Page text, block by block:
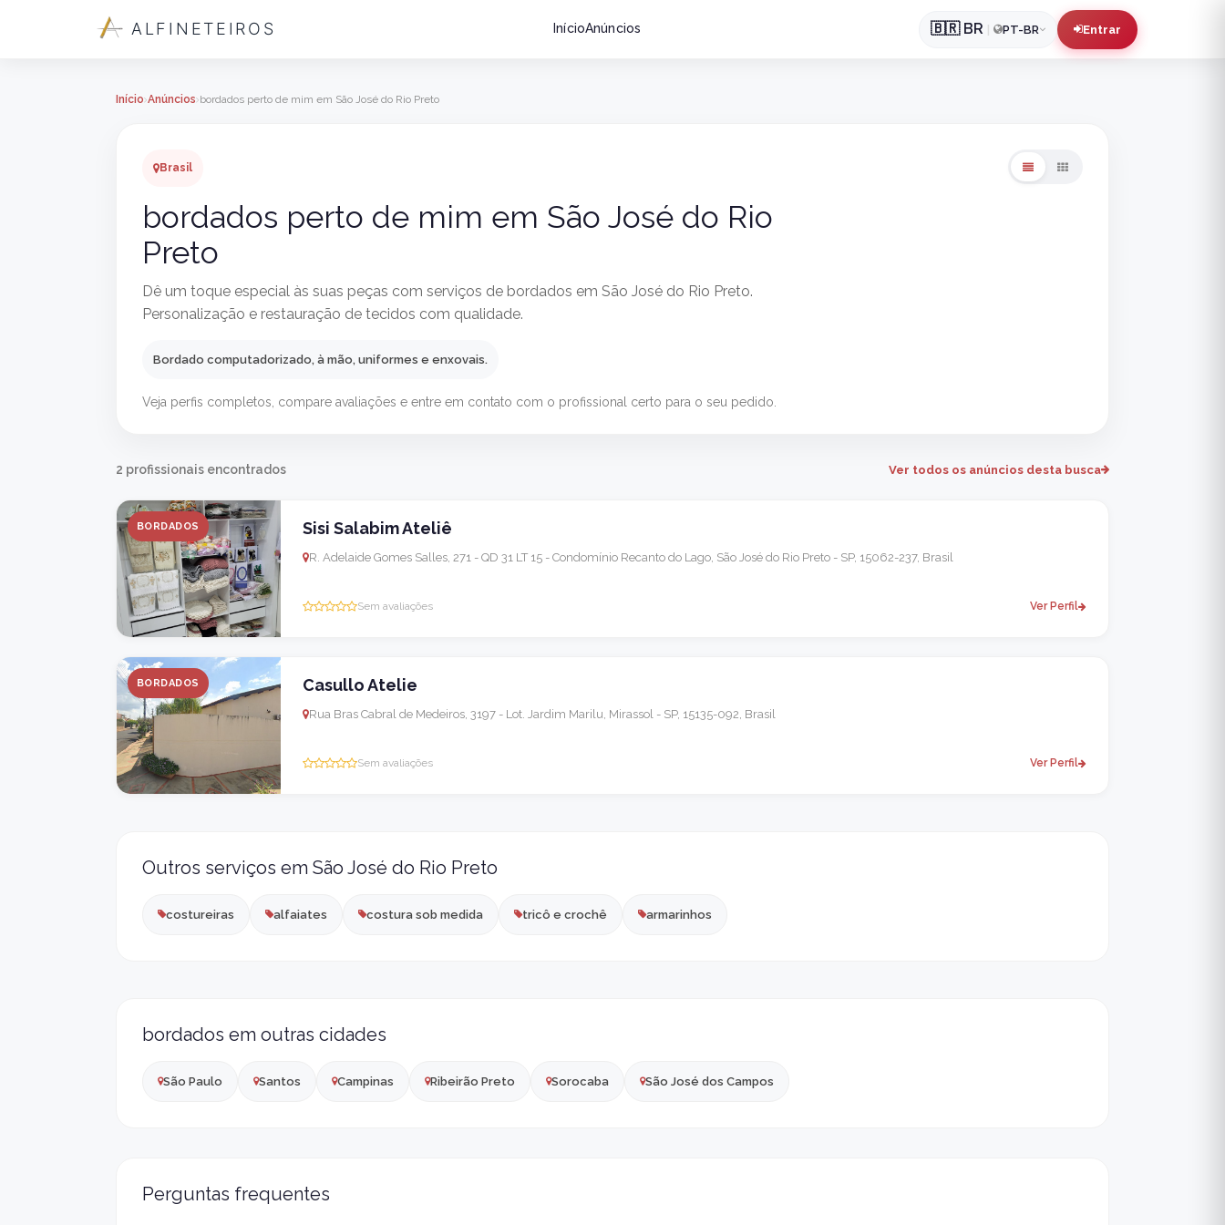
ALFINETEIROS InícioAnúncios 🇧🇷 BR | PT-BR Entrar
Início Anúncios bordados perto de mim em São José do Rio Preto
Brasil
bordados perto de mim em São José do Rio
Preto
Dê um toque especial às suas peças com serviços de bordados em São José do Rio Preto.
Personalização e restauração de tecidos com qualidade.
Bordado computadorizado, à mão, uniformes e enxovais.
Veja perfis completos, compare avaliações e entre em contato com o profissional certo para o seu pedido.
2 profissionais encontrados Ver todos os anúncios desta busca
BORDADOS Sisi Salabim Ateliê
R. Adelaide Gomes Salles, 271 - QD 31 LT 15 - Condomínio Recanto do Lago, São José do Rio Preto - SP, 15062-237, Brasil
Sem avaliações Ver Perfil
BORDADOS Casullo Atelie
Rua Bras Cabral de Medeiros, 3197 - Lot. Jardim Marilu, Mirassol - SP, 15135-092, Brasil
Sem avaliações Ver Perfil
Outros serviços em São José do Rio Preto
costureiras alfaiates costura sob medida tricô e crochê armarinhos
bordados em outras cidades
São Paulo Santos Campinas Ribeirão Preto Sorocaba São José dos Campos
Perguntas frequentes